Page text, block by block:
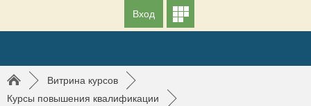
Вход
► Витрина курсов
►
Курсы повышения квалификации
►